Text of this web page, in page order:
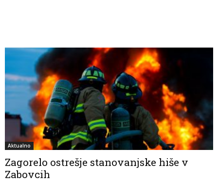
Aktualno
Zagorelo ostrešje stanovanjske hiše v
Zabovcih